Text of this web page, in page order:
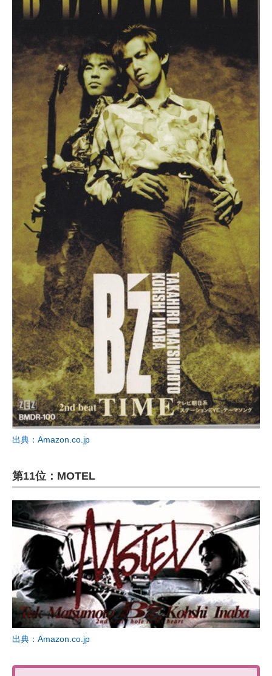
出典：Amazon.co.jp
第11位：MOTEL
出典：Amazon.co.jp